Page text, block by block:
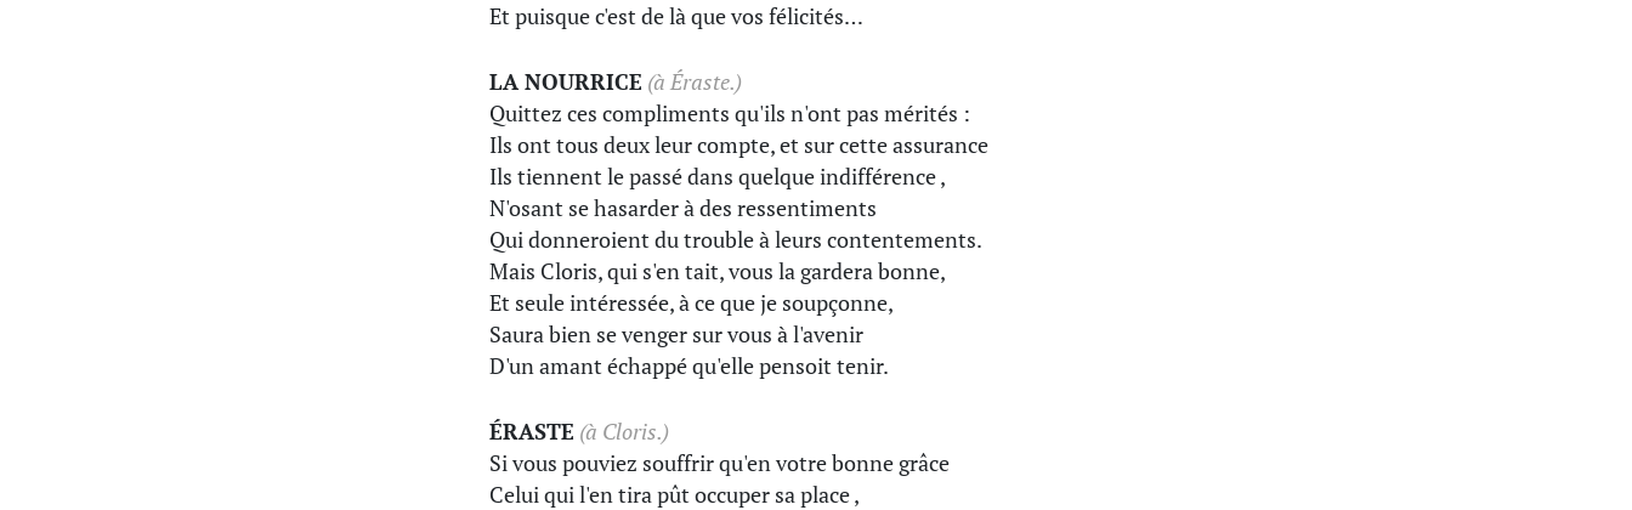
Et puisque c'est de là que vos félicités…
LA NOURRICE (à Éraste.)
Quittez ces compliments qu'ils n'ont pas mérités :
Ils ont tous deux leur compte, et sur cette assurance
Ils tiennent le passé dans quelque indifférence ,
N'osant se hasarder à des ressentiments
Qui donneroient du trouble à leurs contentements.
Mais Cloris, qui s'en tait, vous la gardera bonne,
Et seule intéressée, à ce que je soupçonne,
Saura bien se venger sur vous à l'avenir
D'un amant échappé qu'elle pensoit tenir.
ÉRASTE (à Cloris.)
Si vous pouviez souffrir qu'en votre bonne grâce
Celui qui l'en tira pût occuper sa place ,